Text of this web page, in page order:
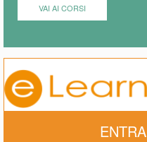
VAI AI CORSI
ENTRA